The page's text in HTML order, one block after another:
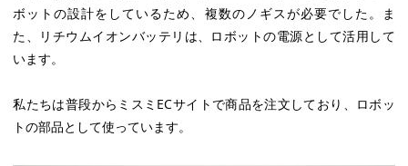
ボットの設計をしているため、複数のノギスが必要でした。ま
た、リチウムイオンバッテリは、ロボットの電源として活用して
います。
私たちは普段からミスミECサイトで商品を注文しており、ロボッ
トの部品として使っています。